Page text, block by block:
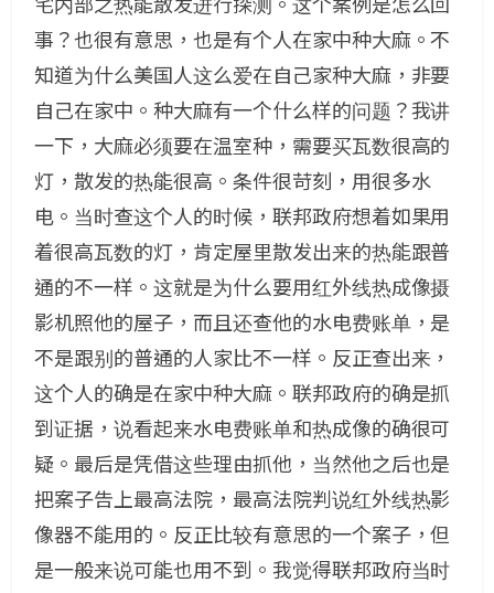
宅内部之热能散发进行探测。这个案例是怎么回
事？也很有意思，也是有个人在家中种大麻。不
知道为什么美国人这么爱在自己家种大麻，非要
自己在家中。种大麻有一个什么样的问题？我讲
一下，大麻必须要在温室种，需要买瓦数很高的
灯，散发的热能很高。条件很苛刻，用很多水
电。当时查这个人的时候，联邦政府想着如果用
着很高瓦数的灯，肯定屋里散发出来的热能跟普
通的不一样。这就是为什么要用红外线热成像摄
影机照他的屋子，而且还查他的水电费账单，是
不是跟别的普通的人家比不一样。反正查出来，
这个人的确是在家中种大麻。联邦政府的确是抓
到证据，说看起来水电费账单和热成像的确很可
疑。最后是凭借这些理由抓他，当然他之后也是
把案子告上最高法院，最高法院判说红外线热影
像器不能用的。反正比较有意思的一个案子，但
是一般来说可能也用不到。我觉得联邦政府当时